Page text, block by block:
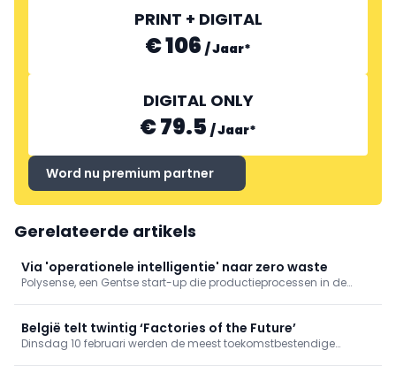
PRINT + DIGITAL
€ 106 /Jaar*
DIGITAL ONLY
€ 79.5 /Jaar*
Word nu premium partner
Gerelateerde artikels
Via 'operationele intelligentie' naar zero waste
Polysense, een Gentse start-up die productieprocessen in de
efficiënter te werken, minder afval te genereren en ...
België telt twintig ‘Factories of the Future’
Dinsdag 10 februari werden de meest toekomstbestendige